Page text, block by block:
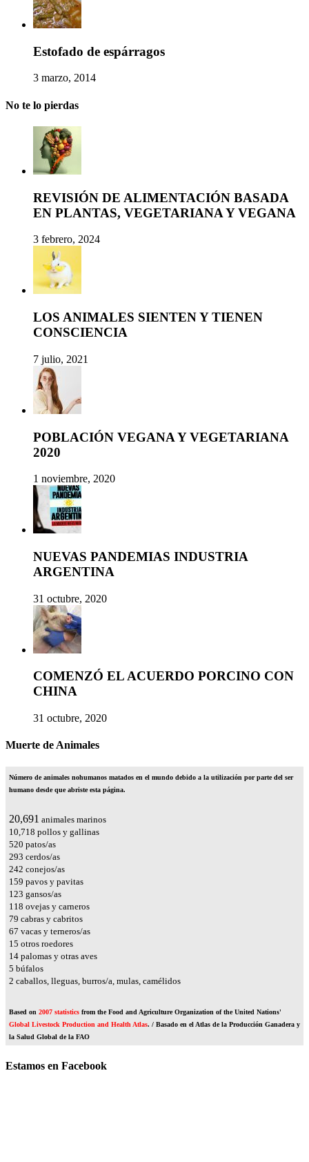
Estofado de espárragos
3 marzo, 2014
No te lo pierdas
REVISIÓN DE ALIMENTACIÓN BASADA
EN PLANTAS, VEGETARIANA Y VEGANA
3 febrero, 2024
LOS ANIMALES SIENTEN Y TIENEN
CONSCIENCIA
7 julio, 2021
POBLACIÓN VEGANA Y VEGETARIANA
2020
1 noviembre, 2020
NUEVAS PANDEMIAS INDUSTRIA
ARGENTINA
31 octubre, 2020
COMENZÓ EL ACUERDO PORCINO CON
CHINA
31 octubre, 2020
Muerte de Animales
Número de animales nohumanos matados en el mundo debido a la utilización por parte del ser
humano desde que abriste esta página.
24,615 animales marinos
12,751 pollos y gallinas
619 patos/as
349 cerdos/as
288 conejos/as
189 pavos y pavitas
146 gansos/as
141 ovejas y carneros
94 cabras y cabritos
80 vacas y terneros/as
18 otros roedores
17 palomas y otras aves
6 búfalos
2 caballos, lleguas, burros/a, mulas, camélidos
Based on 2007 statistics from the Food and Agriculture Organization of the United Nations'
Global Livestock Production and Health Atlas. / Basado en el Atlas de la Producción Ganadera y
la Salud Global de la FAO
Estamos en Facebook